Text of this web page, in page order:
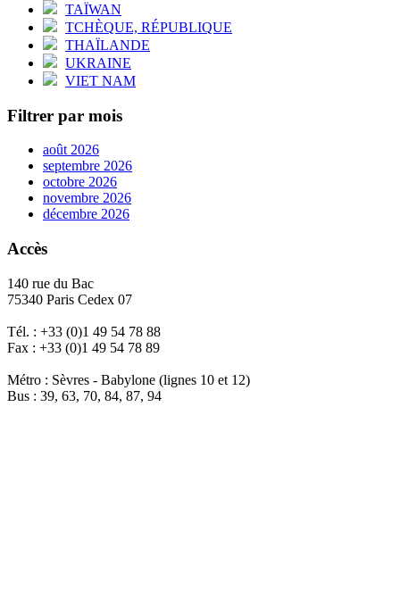
TAÏWAN
TCHÈQUE, RÉPUBLIQUE
THAÏLANDE
UKRAINE
VIET NAM
Filtrer par mois
août 2026
septembre 2026
octobre 2026
novembre 2026
décembre 2026
Accès
140 rue du Bac
75340 Paris Cedex 07
Tél. : +33 (0)1 49 54 78 88
Fax : +33 (0)1 49 54 78 89
Métro : Sèvres - Babylone (lignes 10 et 12)
Bus : 39, 63, 70, 84, 87, 94